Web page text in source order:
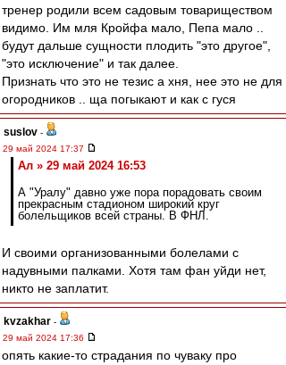
тренер родили всем садовым товариществом
видимо. Им мля Кройфа мало, Пепа мало ..
будут дальше сущности плодить "это другое",
"это исключение" и так далее.
Признать что это не тезис а хня, нее это не для
огородников .. ща погыкают и как с гуся
suslov -
29 май 2024 17:37
Ал » 29 май 2024 16:53
А "Уралу" давно уже пора порадовать своим
прекрасным стадионом широкий круг
болельщиков всей страны. В ФНЛ.
И своими организованными болелами с
надувными палками. Хотя там фан уйди нет,
никто не заплатит.
kvzakhar -
29 май 2024 17:36
опять какие-то страдания по чуваку про